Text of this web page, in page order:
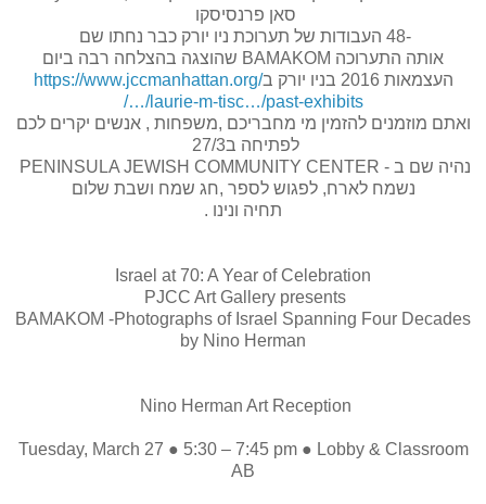
סאן פרנסיסקו
-48 העבודות של תערוכת ניו יורק כבר נחתו שם
אותה התערוכה BAMAKOM שהוצגה בהצלחה רבה ביום
העצמאות 2016 בניו יורק ב
https://www.jccmanhattan.org/
…/laurie-m-tisc…/past-exhibits/
ואתם מוזמנים להזמין מי מחבריכם ,משפחות , אנשים יקרים לכם
לפתיחה ב27/3
נהיה שם ב - PENINSULA JEWISH COMMUNITY CENTER
נשמח לארח, לפגוש לספר ,חג שמח ושבת שלום
תחיה ונינו .
Israel at 70: A Year of Celebration
PJCC Art Gallery presents
BAMAKOM -Photographs of Israel Spanning Four Decades
by Nino Herman
Nino Herman Art Reception
Tuesday, March 27 ● 5:30 – 7:45 pm ● Lobby & Classroom
AB